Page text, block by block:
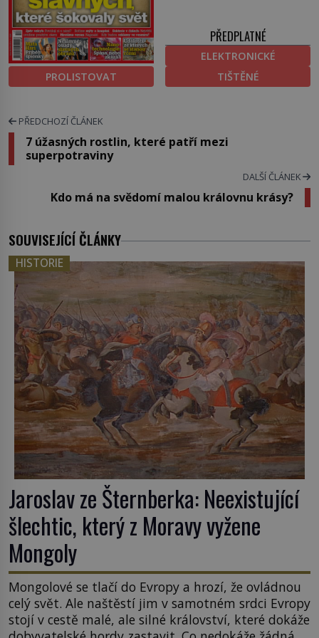
PROLISTOVAT
PŘEDPLATNÉ
ELEKTRONICKÉ
TIŠTĚNÉ
PŘEDCHOZÍ ČLÁNEK
7 úžasných rostlin, které patří mezi
superpotraviny
DALŠÍ ČLÁNEK
Kdo má na svědomí malou královnu krásy?
SOUVISEJÍCÍ ČLÁNKY
HISTORIE
Jaroslav ze Šternberka: Neexistující
šlechtic, který z Moravy vyžene
Mongoly
Mongolové se tlačí do Evropy a hrozí, že ovládnou
celý svět. Ale naštěstí jim v samotném srdci Evropy
stojí v cestě malé, ale silné království, které dokáže